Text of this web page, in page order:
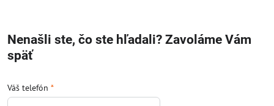
Nenašli ste, čo ste hľadali? Zavoláme Vám
späť
Váš telefón *